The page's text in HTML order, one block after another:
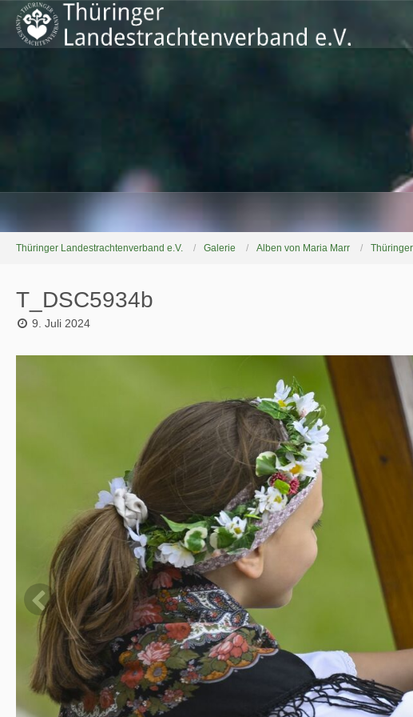
Thüringer Landestrachtenverband e.V. Galerie Alben von Maria Marr
T_DSC5934b
9. Juli 2024